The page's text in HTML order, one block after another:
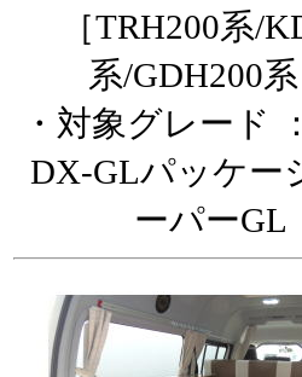
［TRH200系/
系/GDH200系
・対象グレード
DX-GLパッケー
ーパーGL